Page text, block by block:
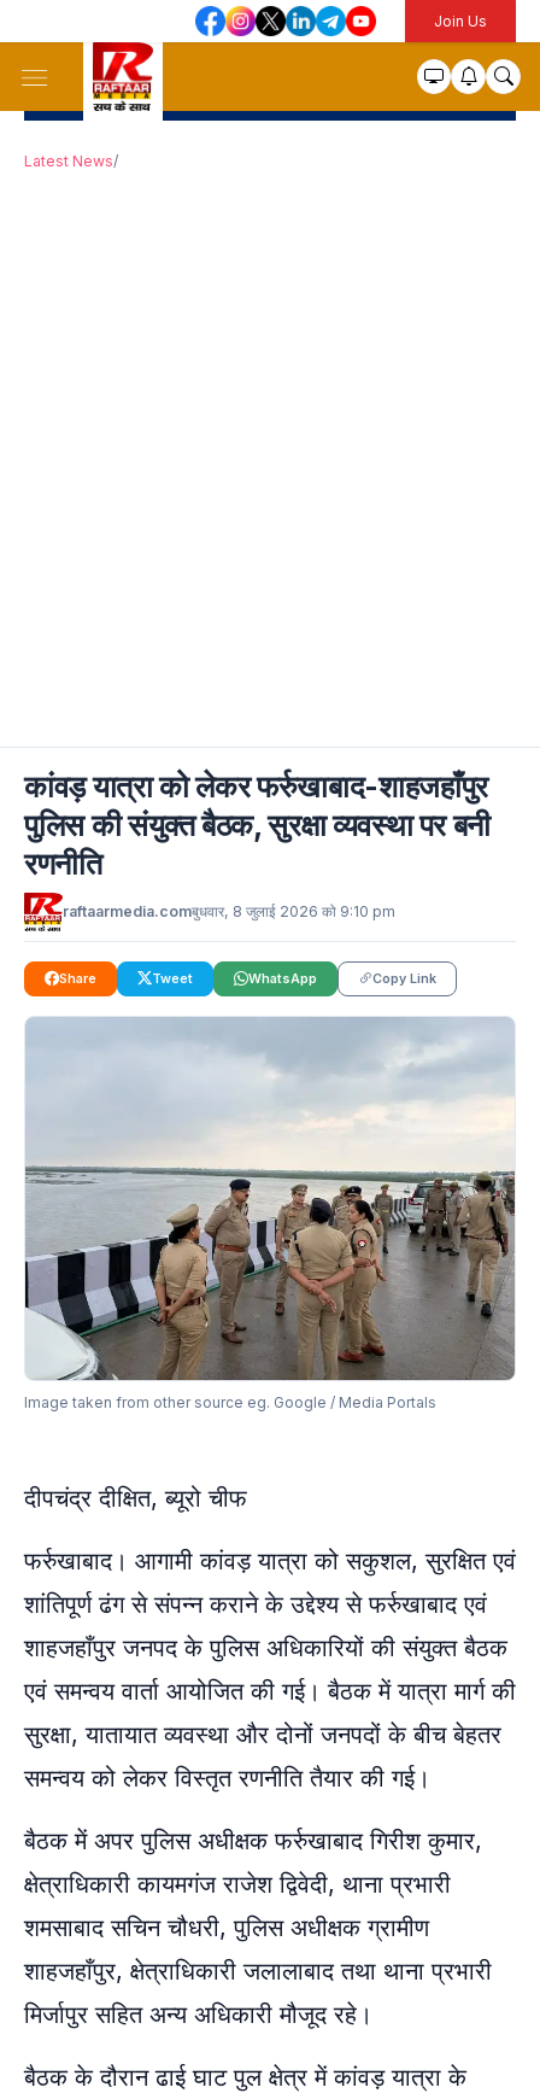
Join Us
Latest News/
कांवड़ यात्रा को लेकर फर्रुखाबाद-शाहजहाँपुर
पुलिस की संयुक्त बैठक, सुरक्षा व्यवस्था पर बनी
रणनीति
raftaarmedia.comबुधवार, 8 जुलाई 2026 को 9:10 pm
Share Tweet WhatsApp Copy Link
Image taken from other source eg. Google / Media Portals
दीपचंद्र दीक्षित, ब्यूरो चीफ
फर्रुखाबाद। आगामी कांवड़ यात्रा को सकुशल, सुरक्षित एवं
शांतिपूर्ण ढंग से संपन्न कराने के उद्देश्य से फर्रुखाबाद एवं
शाहजहाँपुर जनपद के पुलिस अधिकारियों की संयुक्त बैठक
एवं समन्वय वार्ता आयोजित की गई। बैठक में यात्रा मार्ग की
सुरक्षा, यातायात व्यवस्था और दोनों जनपदों के बीच बेहतर
समन्वय को लेकर विस्तृत रणनीति तैयार की गई।
बैठक में अपर पुलिस अधीक्षक फर्रुखाबाद गिरीश कुमार,
क्षेत्राधिकारी कायमगंज राजेश द्विवेदी, थाना प्रभारी
शमसाबाद सचिन चौधरी, पुलिस अधीक्षक ग्रामीण
शाहजहाँपुर, क्षेत्राधिकारी जलालाबाद तथा थाना प्रभारी
मिर्जापुर सहित अन्य अधिकारी मौजूद रहे।
बैठक के दौरान ढाई घाट पुल क्षेत्र में कांवड़ यात्रा के